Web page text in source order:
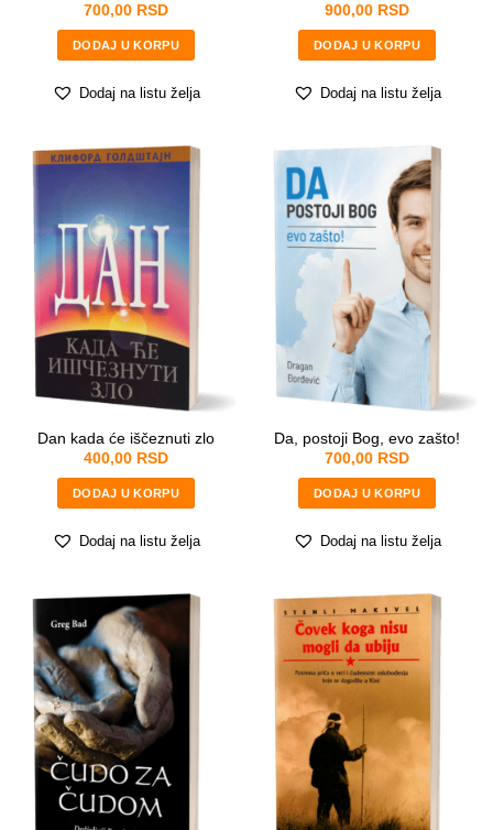
700,00 RSD
DODAJ U KORPU
Dodaj na listu želja
900,00 RSD
DODAJ U KORPU
Dodaj na listu želja
Dan kada će iščeznuti zlo
400,00 RSD
DODAJ U KORPU
Dodaj na listu želja
Da, postoji Bog, evo zašto!
700,00 RSD
DODAJ U KORPU
Dodaj na listu želja